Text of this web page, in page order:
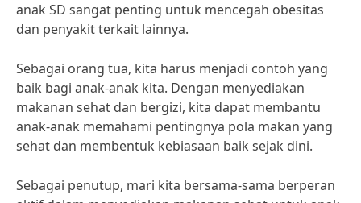
anak SD sangat penting untuk mencegah obesitas
dan penyakit terkait lainnya.
Sebagai orang tua, kita harus menjadi contoh yang
baik bagi anak-anak kita. Dengan menyediakan
makanan sehat dan bergizi, kita dapat membantu
anak-anak memahami pentingnya pola makan yang
sehat dan membentuk kebiasaan baik sejak dini.
Sebagai penutup, mari kita bersama-sama berperan